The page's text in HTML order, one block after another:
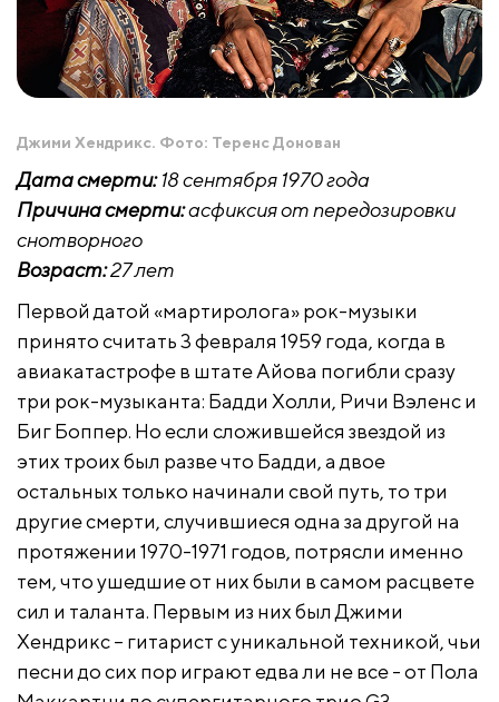
Джими Хендрикс. Фото: Теренс Донован
Дата смерти:18 сентября 1970 года
Причина смерти:асфиксия от передозировки
снотворного
Возраст:27 лет
Первой датой «мартиролога» рок-музыки
принято считать 3 февраля 1959 года, когда в
авиакатастрофе в штате Айова погибли сразу
три рок-музыканта: Бадди Холли, Ричи Вэленс и
Биг Боппер. Но если сложившейся звездой из
этих троих был разве что Бадди, а двое
остальных только начинали свой путь, то три
другие смерти, случившиеся одна за другой на
протяжении 1970-1971 годов, потрясли именно
тем, что ушедшие от них были в самом расцвете
сил и таланта. Первым из них был Джими
Хендрикс – гитарист с уникальной техникой, чьи
песни до сих пор играют едва ли не все - от Пола